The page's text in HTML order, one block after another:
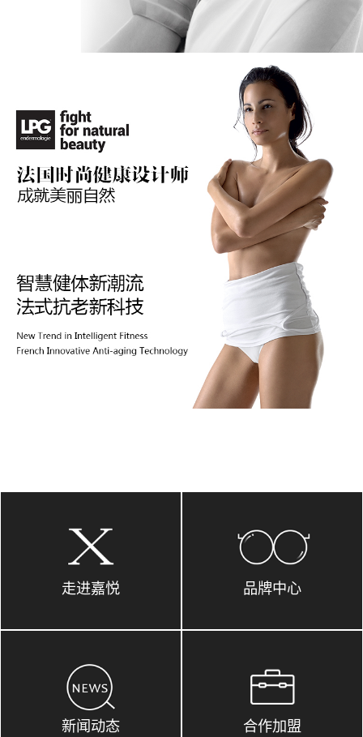
走进嘉悦 品牌中心
新闻动态 合作加盟